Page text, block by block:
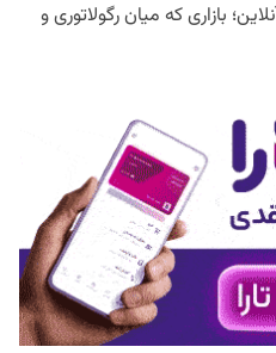
بازاری که میان رگولاتوری و